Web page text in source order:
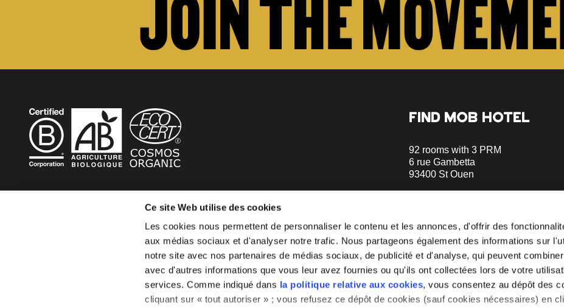
Ce site Web utilise des cookies
Les cookies nous permettent de personnaliser le contenu et les annonces, d'offrir des
aux médias sociaux et d'analyser notre trafic. Nous partageons également des informations sur
notre site avec nos partenaires de médias sociaux, de publicité et d'analyse, qui peuvent
avec d'autres informations que vous leur avez fournies ou qu'ils ont collectées lors de votre
services. Comme indiqué dans la politique relative aux cookies, vous consentez au dépôt des
cliquant sur « tout autoriser » ; vous refusez ce dépôt de cookies (sauf cookies nécessaires) en
BECOME MOB
MOB HOTEL is growing into a cooperative movement
If you want to create your own MOB HOTEL and belong to our
just write to us and tell us about your project, we will tell you how to
FIND MOB HOTEL
92 rooms with 3 PRM
6 rue Gambetta
93400 St Ouen
Metro Garibaldi - Line 13 (a 5
walks)
Metro Mairie de St-Ouen - Ligne 14
minutes walks)
helloparis@mobhotel.com